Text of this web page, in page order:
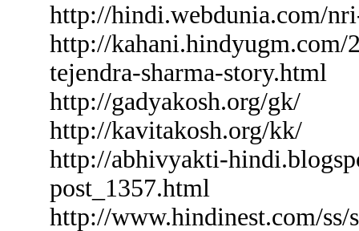
http://hindi.webdunia.com/
http://kahani.hindyugm.com/
tejendra-sharma-story.html
http://gadyakosh.org/gk/
http://kavitakosh.org/kk/
http://abhivyakti-
post_1357.html
http://www.hindinest.com/ss/